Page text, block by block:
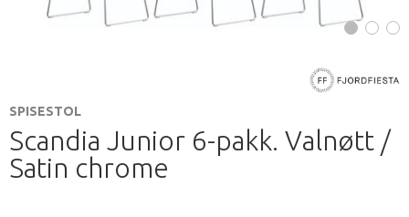
SPISESTOL
Scandia Junior 6-pakk. Valnøtt /
Satin chrome